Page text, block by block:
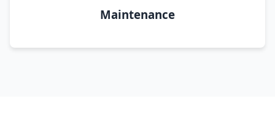
Maintenance